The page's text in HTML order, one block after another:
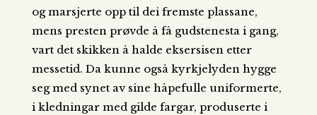
og marsjerte opp til dei fremste plassane,
mens presten prøvde å få gudstenesta i gang,
vart det skikken å halde eksersisen etter
messetid. Da kunne også kyrkjelyden hygge
seg med synet av sine håpefulle uniformerte,
i kledningar med gilde fargar, produserte i